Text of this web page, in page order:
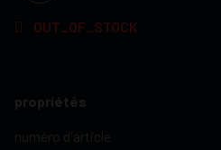
OUT_OF_STOCK
propriétés
numéro d'article